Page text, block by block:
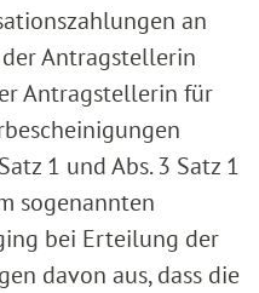
an
Antragstellerin
Antragstellerin für
1 und Abs. 3 Satz 1
sogenannten
bei Erteilung der
davon aus, dass die